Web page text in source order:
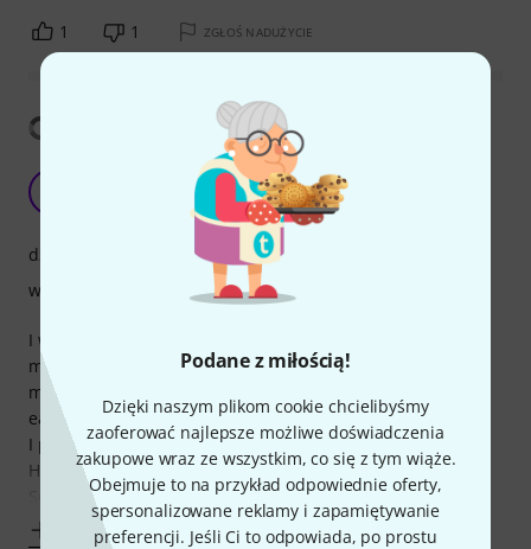
Podane z miłością!
Dzięki naszym plikom cookie chcielibyśmy
zaoferować najlepsze możliwe doświadczenia
zakupowe wraz ze wszystkim, co się z tym wiąże.
Obejmuje to na przykład odpowiednie oferty,
spersonalizowane reklamy i zapamiętywanie
preferencji. Jeśli Ci to odpowiada, po prostu
1 1 ZGŁOŚ NADUŻYCIE
Pokaż tłumaczenia
DECENT PRODUCT .
Trevor240 27.02.2024
I was looking for a reliable and simple solution to amplify
my Guild acoustic for playing old time blues and roots
music. The sound I wanted was that gritty tone you hear in
early Lightnin Hopkins or Jimmy Reed records.
I play this guitar through a small pedal board and into my
HK Era acoustic amp, or sometimes through a Quilter
Soundblock US, straight into a PA
Pokaż więcej
dźwięk
wykończenie